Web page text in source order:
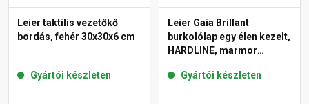
Leier taktilis vezetőkő
bordás, fehér 30x30x6 cm
Gyártói készleten
Leier Gaia Brillant
burkolólap egy élen kezelt,
HARDLINE, marmor
Gyártói készleten